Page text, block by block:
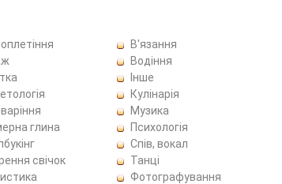
В'язання
Водіння
Інше
Кулінарія
Музика
глина
Психологія
Спів, вокал
свічок
Танці
Фотографування